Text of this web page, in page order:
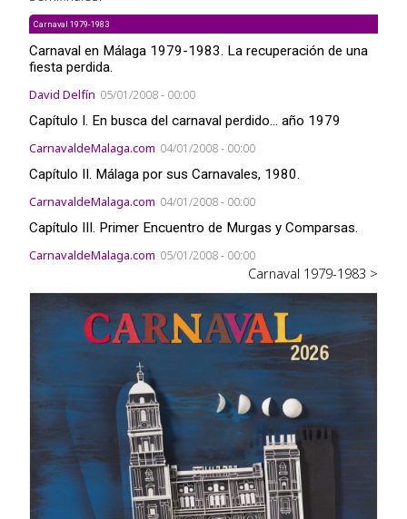
Carnaval 1979-1983
Carnaval en Málaga 1979-1983. La recuperación de una
fiesta perdida.
David Delfín 05/01/2008 - 00:00
Capítulo I. En busca del carnaval perdido... año 1979
CarnavaldeMalaga.com 04/01/2008 - 00:00
Capítulo II. Málaga por sus Carnavales, 1980.
CarnavaldeMalaga.com 04/01/2008 - 00:00
Capítulo III. Primer Encuentro de Murgas y Comparsas.
CarnavaldeMalaga.com 05/01/2008 - 00:00
Carnaval 1979-1983 >